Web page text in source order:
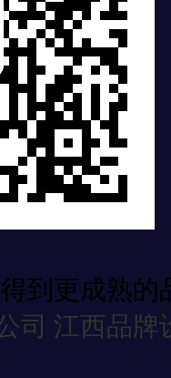
到更成熟的
司 江西品牌